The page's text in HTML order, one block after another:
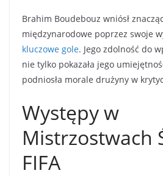
Brahim Boudebouz wniósł
międzynarodowe poprzez swoje
kluczowe gole. Jego zdolność do
nie tylko pokazała jego
podniosła morale drużyny w
Występy w
Mistrzostwach
FIFA